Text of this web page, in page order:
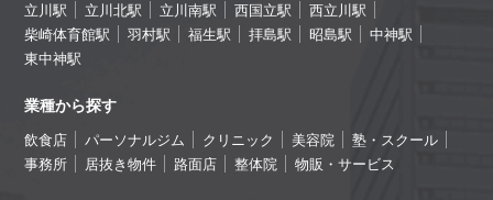
立川駅 立川北駅 立川南駅 西国立駅
西立川駅
柴崎体育館駅
羽村駅 福生駅 拝島駅 昭島駅
中神駅
東中神駅
業種から探す
飲食店 パーソナルジム クリニック 美容院
塾・スクール
事務所
居抜き物件 路面店 整体院 物販・サービス